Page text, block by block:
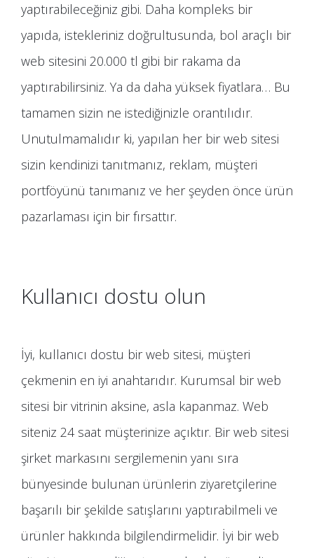
yaptırabileceğiniz gibi. Daha kompleks bir
yapıda, istekleriniz doğrultusunda, bol araçlı bir
web sitesini 20.000 tl gibi bir rakama da
yaptırabilirsiniz. Ya da daha yüksek fiyatlara… Bu
tamamen sizin ne istediğinizle orantılıdır.
Unutulmamalıdır ki, yapılan her bir web sitesi
sizin kendinizi tanıtmanız, reklam, müşteri
portföyünü tanımanız ve her şeyden önce ürün
pazarlaması için bir fırsattır.
Kullanıcı dostu olun
İyi, kullanıcı dostu bir web sitesi, müşteri
çekmenin en iyi anahtarıdır. Kurumsal bir web
sitesi bir vitrinin aksine, asla kapanmaz. Web
siteniz 24 saat müşterinize açıktır. Bir web sitesi
şirket markasını sergilemenin yanı sıra
bünyesinde bulunan ürünlerin ziyaretçilerine
başarılı bir şekilde satışlarını yaptırabilmeli ve
ürünler hakkında bilgilendirmelidir. İyi bir web